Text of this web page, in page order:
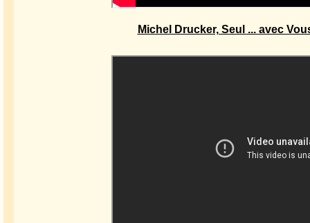
Michel Drucker, Seul ... avec